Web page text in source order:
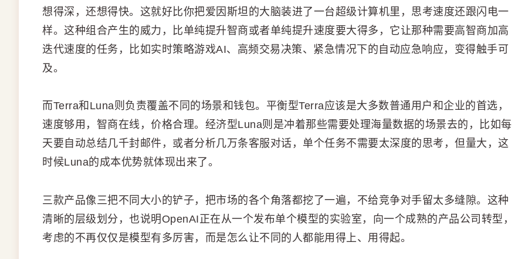
想得深，还想得快。这就好比你把爱因斯坦的大脑装进了一台超级计算机里，思考速度还跟闪电一
样。这种组合产生的威力，比单纯提升智商或者单纯提升速度要大得多，它让那种需要高智商加高
迭代速度的任务，比如实时策略游戏AI、高频交易决策、紧急情况下的自动应急响应，变得触手可
及。
而Terra和Luna则负责覆盖不同的场景和钱包。平衡型Terra应该是大多数普通用户和企业的首选，
速度够用，智商在线，价格合理。经济型Luna则是冲着那些需要处理海量数据的场景去的，比如每
天要自动总结几千封邮件，或者分析几万条客服对话，单个任务不需要太深度的思考，但量大，这
时候Luna的成本优势就体现出来了。
三款产品像三把不同大小的铲子，把市场的各个角落都挖了一遍，不给竞争对手留太多缝隙。这种
清晰的层级划分，也说明OpenAI正在从一个发布单个模型的实验室，向一个成熟的产品公司转型，
考虑的不再仅仅是模型有多厉害，而是怎么让不同的人都能用得上、用得起。